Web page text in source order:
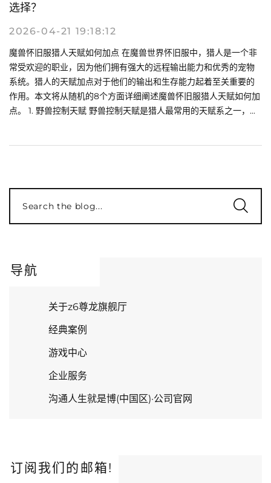
选择？
2026-04-21 19:18:12
魔兽怀旧服猎人天赋如何加点 在魔兽世界怀旧服中，猎人是一个非
常受欢迎的职业，因为他们拥有强大的远程输出能力和优秀的宠物
系统。猎人的天赋加点对于他们的输出和生存能力起着至关重要的
作用。本文将从随机的8个方面详细阐述魔兽怀旧服猎人天赋如何加
点。 1. 野兽控制天赋 野兽控制天赋是猎人最常用的天赋系之一，...
Search the blog...
导航
关于z6尊龙旗舰厅
经典案例
游戏中心
企业服务
沟通人生就是博(中国区)·公司官网
订阅我们的邮箱!